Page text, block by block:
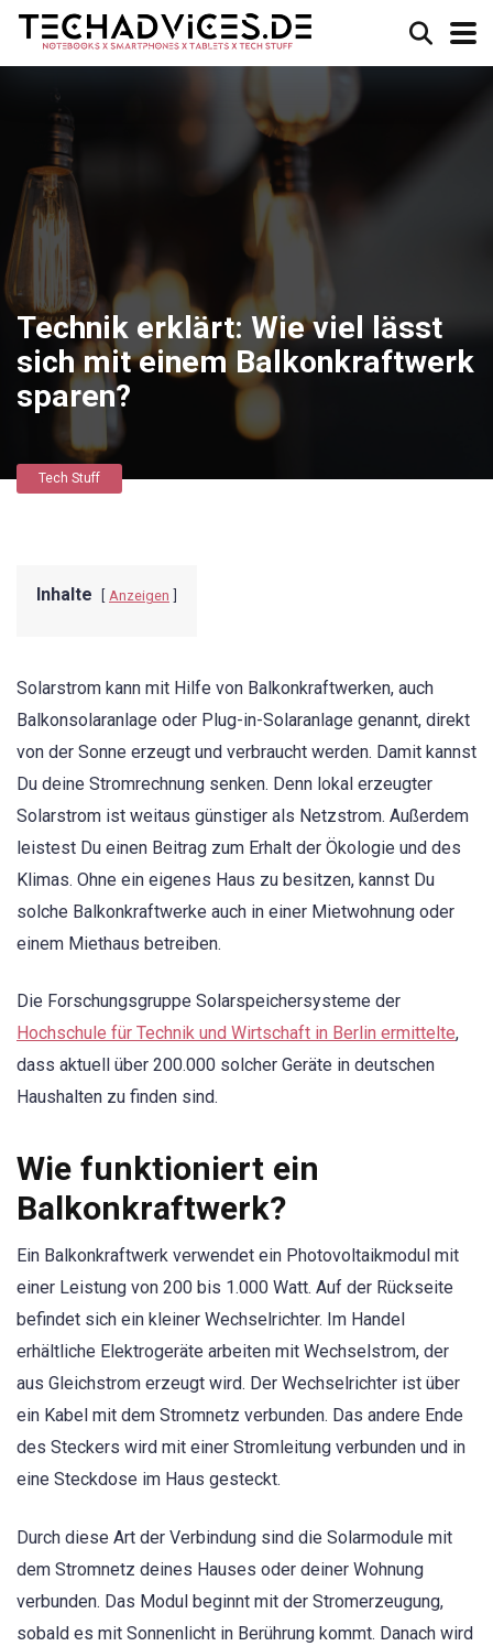
Technik erklärt: Wie viel lässt
sich mit einem Balkonkraftwerk
sparen?
Tech Stuff
Inhalte Anzeigen
Solarstrom kann mit Hilfe von Balkonkraftwerken, auch
Balkonsolaranlage oder Plug-in-Solaranlage genannt, direkt
von der Sonne erzeugt und verbraucht werden. Damit kannst
Du deine Stromrechnung senken. Denn lokal erzeugter
Solarstrom ist weitaus günstiger als Netzstrom. Außerdem
leistest Du einen Beitrag zum Erhalt der Ökologie und des
Klimas. Ohne ein eigenes Haus zu besitzen, kannst Du
solche Balkonkraftwerke auch in einer Mietwohnung oder
einem Miethaus betreiben.
Die Forschungsgruppe Solarspeichersysteme der
Hochschule für Technik und Wirtschaft in Berlin ermittelte,
dass aktuell über 200.000 solcher Geräte in deutschen
Haushalten zu finden sind.
Wie funktioniert ein
Balkonkraftwerk?
Ein Balkonkraftwerk verwendet ein Photovoltaikmodul mit
einer Leistung von 200 bis 1.000 Watt. Auf der Rückseite
befindet sich ein kleiner Wechselrichter. Im Handel
erhältliche Elektrogeräte arbeiten mit Wechselstrom, der
aus Gleichstrom erzeugt wird. Der Wechselrichter ist über
ein Kabel mit dem Stromnetz verbunden. Das andere Ende
des Steckers wird mit einer Stromleitung verbunden und in
eine Steckdose im Haus gesteckt.
Durch diese Art der Verbindung sind die Solarmodule mit
dem Stromnetz deines Hauses oder deiner Wohnung
verbunden. Das Modul beginnt mit der Stromerzeugung,
sobald es mit Sonnenlicht in Berührung kommt. Danach wird